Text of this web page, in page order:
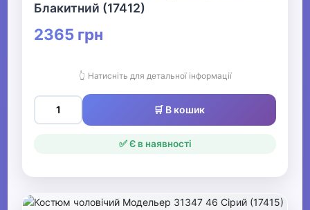
Блакитний (17412)
2365 грн
👆 Натисніть для детальної інформації
🛒 В кошик
✅ Є в наявності